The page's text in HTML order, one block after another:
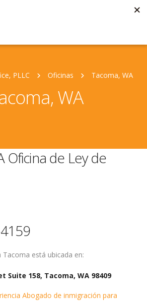
PLLC Oficinas Tacoma, WA
WA
Oficina de Ley de
está ubicada en:
Suite 158, Tacoma, WA 98409
Abogado de inmigración para